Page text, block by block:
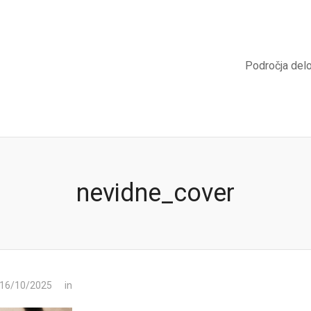
Področja
nevidne_cover
10/2025 in